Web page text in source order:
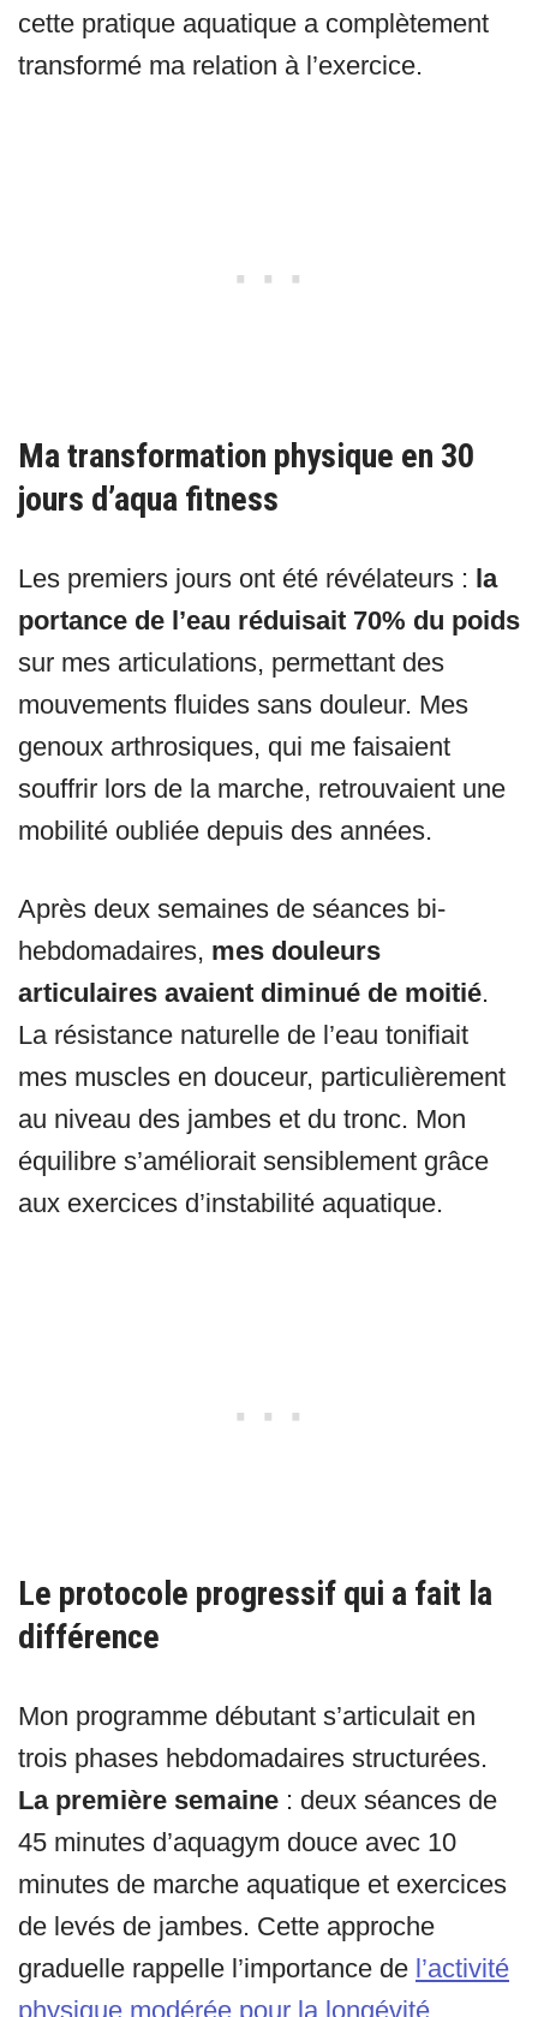
cette pratique aquatique a complètement
transformé ma relation à l’exercice.
Ma transformation physique en 30
jours d’aqua fitness
Les premiers jours ont été révélateurs : la
portance de l’eau réduisait 70% du poids
sur mes articulations, permettant des
mouvements fluides sans douleur. Mes
genoux arthrosiques, qui me faisaient
souffrir lors de la marche, retrouvaient une
mobilité oubliée depuis des années.
Après deux semaines de séances bi-
hebdomadaires, mes douleurs
articulaires avaient diminué de moitié.
La résistance naturelle de l’eau tonifiait
mes muscles en douceur, particulièrement
au niveau des jambes et du tronc. Mon
équilibre s’améliorait sensiblement grâce
aux exercices d’instabilité aquatique.
Le protocole progressif qui a fait la
différence
Mon programme débutant s’articulait en
trois phases hebdomadaires structurées.
La première semaine : deux séances de
45 minutes d’aquagym douce avec 10
minutes de marche aquatique et exercices
de levés de jambes. Cette approche
graduelle rappelle l’importance de l’activité
physique modérée pour la longévité